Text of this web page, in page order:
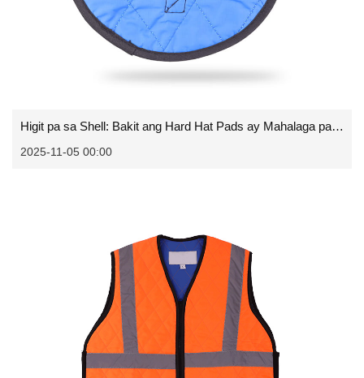
Higit pa sa Shell: Bakit ang Hard Hat Pads ay Mahalaga para sa Kaligtasan at Kaligtasan sa Lugar ng Trabaho
2025-11-05 00:00